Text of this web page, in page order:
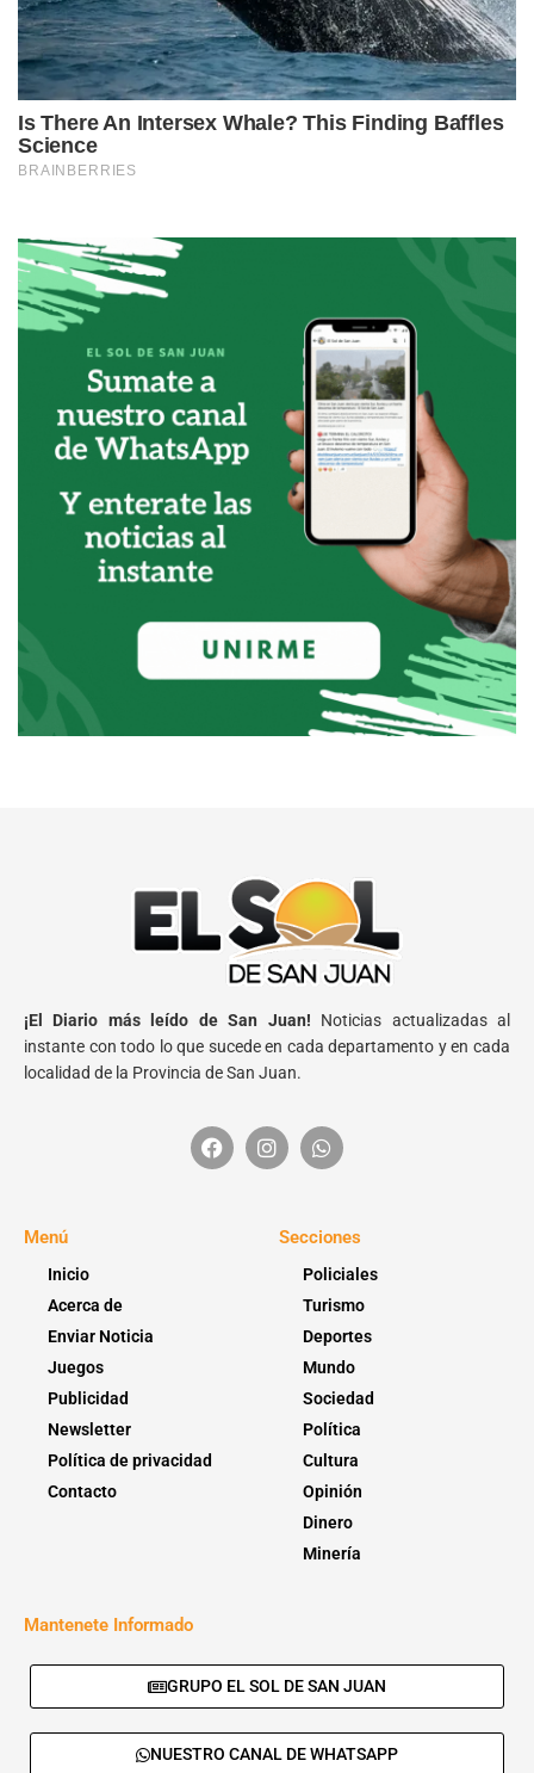
¡El Diario más leído de San Juan! Noticias actualizadas al
instante con todo lo que sucede en cada departamento y en cada
localidad de la Provincia de San Juan.
Menú
Inicio
Acerca de
Enviar Noticia
Juegos
Publicidad
Newsletter
Política de privacidad
Contacto
Secciones
Policiales
Turismo
Deportes
Mundo
Sociedad
Política
Cultura
Opinión
Dinero
Minería
Mantenete Informado
GRUPO EL SOL DE SAN JUAN
NUESTRO CANAL DE WHATSAPP